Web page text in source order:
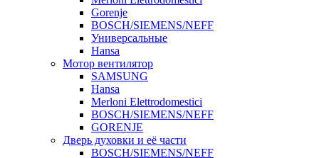
Gorenje
BOSCH/SIEMENS/NEFF
Универсальные
Hansa
Мотор вентилятор
SAMSUNG
Hansa
Merloni Elettrodomestici
BOSCH/SIEMENS/NEFF
GORENJE
Дверь духовки и её части
BOSCH/SIEMENS/NEFF